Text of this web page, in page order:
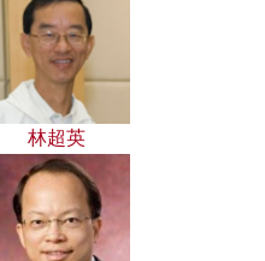
林超英